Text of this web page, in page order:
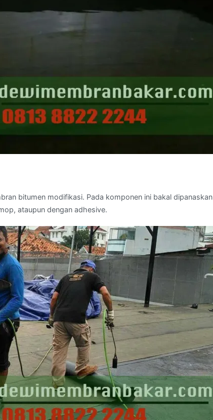
bitumen modifikasi. Pada komponen ini bakal dipanaskan
ataupun dengan adhesive.